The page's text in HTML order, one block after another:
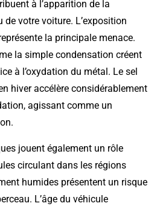
à l’apparition de la
de votre voiture. L’exposition
la principale menace.
la simple condensation créent
à l’oxydation du métal. Le sel
hiver accélère considérablement
agissant comme un
jouent également un rôle
circulant dans les régions
humides présentent un risque
L’âge du véhicule